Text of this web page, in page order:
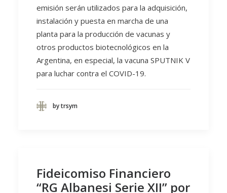
emisión serán utilizados para la adquisición,
instalación y puesta en marcha de una
planta para la producción de vacunas y
otros productos biotecnológicos en la
Argentina, en especial, la vacuna SPUTNIK V
para luchar contra el COVID-19.
by trsym
Fideicomiso Financiero
“RG Albanesi Serie XII” por